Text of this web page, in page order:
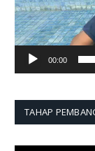
00:00
TAHAP